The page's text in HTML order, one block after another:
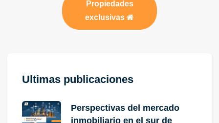
Propiedades
exclusivas
Ultimas publicaciones
Perspectivas del mercado
inmobiliario en el sur de